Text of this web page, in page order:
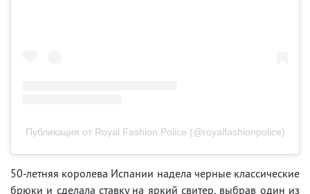
Публикация от Royal Fashion Police (@royalfashionpolice)
50-летняя королева Испании надела черные классические
брюки и сделала ставку на яркий свитер, выбрав один из